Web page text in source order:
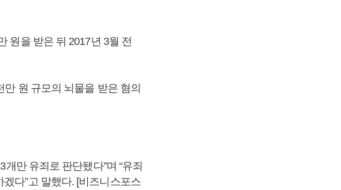
원을 받은 뒤 2017년 3월 전
원 규모의 뇌물을 받은 혐의
만 유죄로 판단됐다”며 “유죄
다”고 말했다. [비즈니스포스